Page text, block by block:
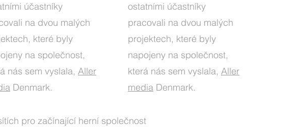
účastníky
na dvou malých
které byly
na společnost,
nás sem vyslala, Aller
Denmark.
ostatními účastníky
pracovali na dvou malých
projektech, které byly
napojeny na společnost,
která nás sem vyslala, Aller
media Denmark.
pro začínající herní společnost